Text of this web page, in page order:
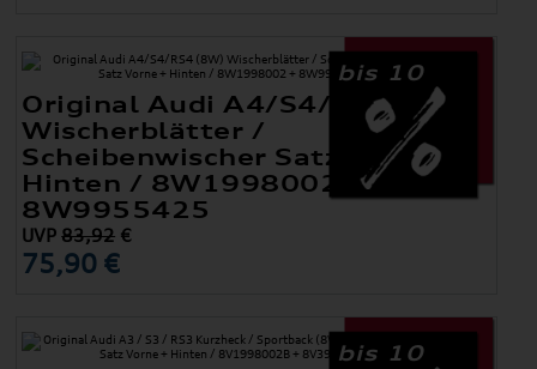
bis 10
Original Audi A4/S4/RS4 (8W)
Wischerblätter /
Scheibenwischer Satz Vorne +
Hinten / 8W1998002 +
8W9955425
UVP83,92 €
75,90 €
bis 10